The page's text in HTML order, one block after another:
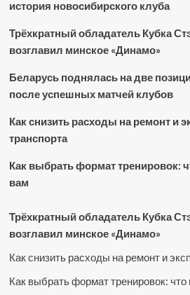
история новосибирского клуба
Трёхкратный обладатель Кубка
возглавил минское «Динамо»
Беларусь поднялась на две
после успешных матчей клубов
Как снизить расходы на ремонт и
транспорта
Как выбрать формат тренировок:
вам
Трёхкратный обладатель Кубка
возглавил минское «Динамо»
Как снизить расходы на ремонт и
Как выбрать формат тренировок: